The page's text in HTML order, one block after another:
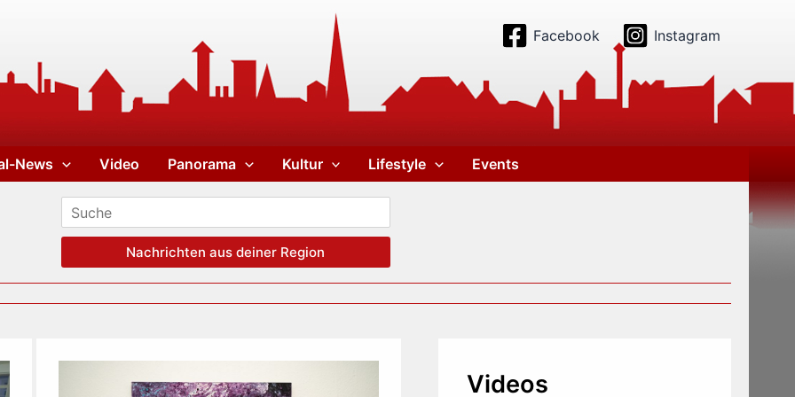
Facebook Instagram
News Video Panorama Kultur Lifestyle Events
Nachrichten aus deiner Region
Videos